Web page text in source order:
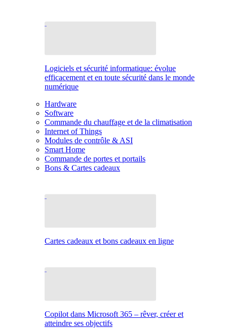
Logiciels et sécurité informatique: évolue
efficacement et en toute sécurité dans le monde
numérique
Hardware
Software
Commande du chauffage et de la climatisation
Internet of Things
Modules de contrôle & ASI
Smart Home
Commande de portes et portails
Bons & Cartes cadeaux
Cartes cadeaux et bons cadeaux en ligne
Copilot dans Microsoft 365 – rêver, créer et
atteindre ses objectifs